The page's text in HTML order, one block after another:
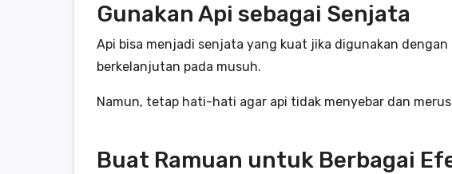
Gunakan Api sebagai Senjata
Api bisa menjadi senjata yang kuat jika digunakan
berkelanjutan pada musuh.
Namun, tetap hati-hati agar api tidak menyebar dan
Buat Ramuan untuk Berbagai